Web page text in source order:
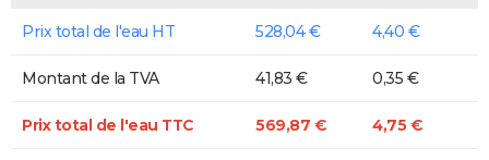
Prix total de l'eau HT 528,04 € 4,40 €
Montant de la TVA 41,83 € 0,35 €
Prix total de l'eau TTC 569,87 € 4,75 €